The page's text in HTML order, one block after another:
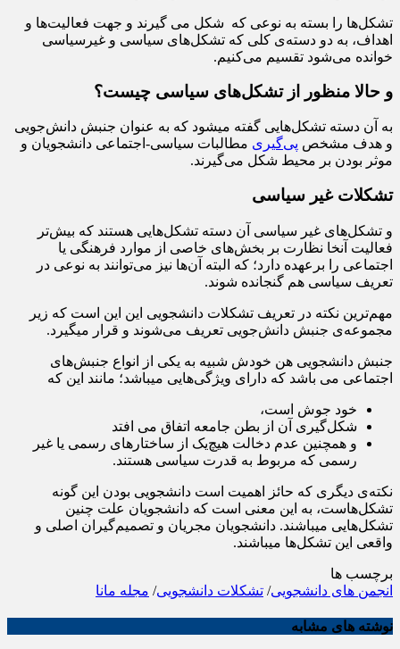
تشکل‌ها را بسته به نوعی که شکل‌ می گيرند و جهت فعالیت‌ها و
اهداف، به دو دسته‌ی کلی که تشکل‌های سیاسی و غیرسیاسی
خوانده می‌شود تقسیم می‌کنیم.
و حالا منظور از تشکل‌های سیاسی چیست؟
به آن دسته تشکل‌هایی گفته میشود که به عنوان جنبش دانش‌جویی
و هدف مشخص پی‌گیری مطالبات سیاسی-اجتماعی دانشجویان و
موثر بودن بر محیط شکل می‌گیرند.
تشکلات غیر سیاسی
و تشکل‌‌های غیر سیاسی آن دسته تشکل‌‌هایی هستند که بیش‌تر
فعالیت‌ آنخا نظارت بر بخش‌های خاصی از موارد فرهنگی یا
اجتماعی را برعهده دارد؛ که البته آن‌ها نیز می‌توانند به نوعی در
تعریف سیاسی هم گنجانده شوند.
مهم‌ترین نکته در تعریف تشکلات دانشجویی این این است که زیر
مجموعه‌ی جنبش دانش‌جویی تعریف می‌شوند و قرار میگیرد.
جنبش دانشجویی هن خودش شبیه به یکی از انواع جنبش‌های
اجتماعی می باشد که دارای ویژگی‌هایی میباشد؛ مانند این که
خود جوش است،
شکل‌گیری آن از بطن جامعه اتفاق می افتد
و همچنین عدم دخالت هیچ‌یک از ساختارهای رسمی یا غیر
رسمی که مربوط به قدرت سیاسی هستند.
نکته‌ی دیگری که حائز اهمیت است دانشجویی بودن این گونه
تشکل‌هاست، به این معنی است که دانشجویان علت چنین
تشکل‌هایی میباشند. دانشجویان مجریان و تصمیم‌گیران اصلی و
واقعی این تشکل‌ها میباشند.
برچسب ها
انجمن های دانشجویی/ تشکلات دانشجویی/ مجله مانا
نوشته های مشابه